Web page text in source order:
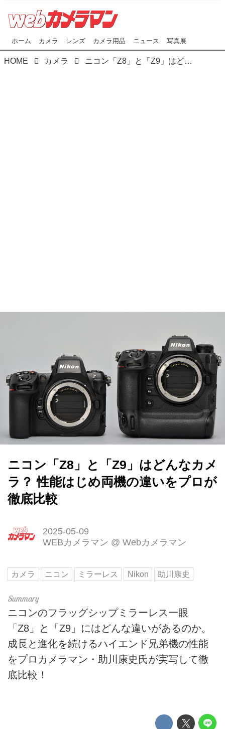
ホーム カメラ レンズ カメラ用品 ニュース 写真展
HOME カメラ ニコン「Z8」と「Z9」はどんなカメラ？ 性能はじめ両機の違いをプロが徹底比較
ニコン「Z8」と「Z9」はどんなカメ
ラ？ 性能はじめ両機の違いをプロが
徹底比較
2025-05-09
WEBカメラマン @ Webカメラマン
カメラ ニコン ミラーレス Nikon 助川康史
ニコンのフラッグシップミラーレス一眼
「Z8」と「Z9」にはどんな違いがあるのか。
成長と進化を続けるハイエンド兄弟機の性能
をプロカメラマン・助川康史氏が実写して徹
底比較！